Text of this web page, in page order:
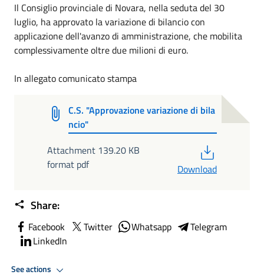
Il Consiglio provinciale di Novara, nella seduta del 30
luglio, ha approvato la variazione di bilancio con
applicazione dell'avanzo di amministrazione, che mobilita
complessivamente oltre due milioni di euro.
In allegato comunicato stampa
C.S. "Approvazione variazione di bila
ncio"
Attachment 139.20 KB
format pdf
Download
Share:
Facebook Twitter Whatsapp
Telegram
LinkedIn
See actions